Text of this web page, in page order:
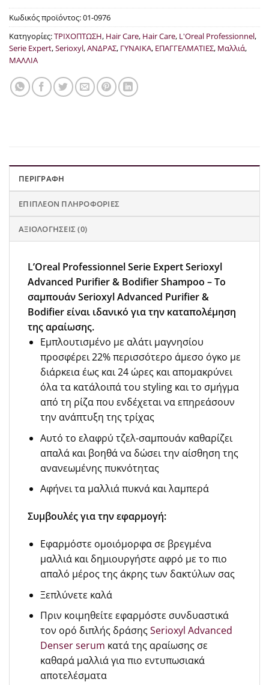
Κωδικός προϊόντος:01-0976
Κατηγορίες:ΤΡΙΧΟΠΤΩΣΗ, Hair Care, Hair Care, L'Oreal Professionnel,
Serie Expert,Serioxyl,ΑΝΔΡΑΣ, ΓΥΝΑΙΚΑ, ΕΠΑΓΓΕΛΜΑΤΙΕΣ, Μαλλιά,
ΜΑΛΛΙΑ
ΠΕΡΙΓΡΑΦΉ
ΕΠΙΠΛΈΟΝ ΠΛΗΡΟΦΟΡΊΕΣ
ΑΞΙΟΛΟΓΉΣΕΙΣ (0)
L’Oreal Professionnel Serie Expert Serioxyl
Advanced Purifier & Bodifier Shampoo – Το
σαμπουάν Serioxyl Advanced Purifier &
Bodifier είναι ιδανικό για την καταπολέμηση
της αραίωσης.
Εμπλουτισμένο με αλάτι μαγνησίου
προσφέρει 22% περισσότερο άμεσο όγκο με
διάρκεια έως και 24 ώρες και απομακρύνει
όλα τα κατάλοιπά του styling και το σμήγμα
από τη ρίζα που ενδέχεται να επηρεάσουν
την ανάπτυξη της τρίχας
Αυτό το ελαφρύ τζελ-σαμπουάν καθαρίζει
απαλά και βοηθά να δώσει την αίσθηση της
ανανεωμένης πυκνότητας
Αφήνει τα μαλλιά πυκνά και λαμπερά
Συμβουλές για την εφαρμογή:
Εφαρμόστε ομοιόμορφα σε βρεγμένα
μαλλιά και δημιουργήστε αφρό με το πιο
απαλό μέρος της άκρης των δακτύλων σας
Ξεπλύνετε καλά
Πριν κοιμηθείτε εφαρμόστε συνδυαστικά
τον ορό διπλής δράσηςSerioxyl Advanced
Denser serum κατά της αραίωσης σε
καθαρά μαλλιά για πιο εντυπωσιακά
αποτελέσματα